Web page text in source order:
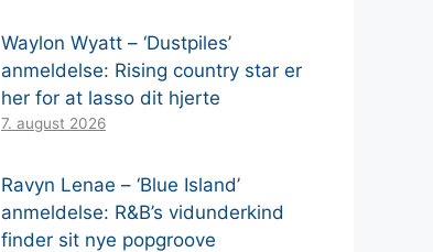
Waylon Wyatt – ‘Dustpiles’
anmeldelse: Rising country star er
her for at lasso dit hjerte
7. august 2026
Ravyn Lenae – ‘Blue Island’
anmeldelse: R&B’s vidunderkind
finder sit nye popgroove